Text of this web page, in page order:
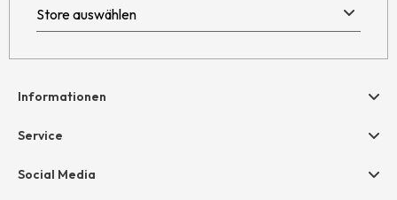
Informationen
Hilfe & Kontakt
Retoure
Service
Geschenkgutscheine
Social Media